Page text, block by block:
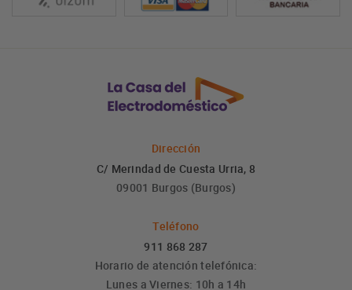
Dirección
C/ Merindad de Cuesta Urria, 8
09001 Burgos (Burgos)
Teléfono
911 868 287
Horario de atención telefónica:
Lunes a Viernes: 10h a 14h